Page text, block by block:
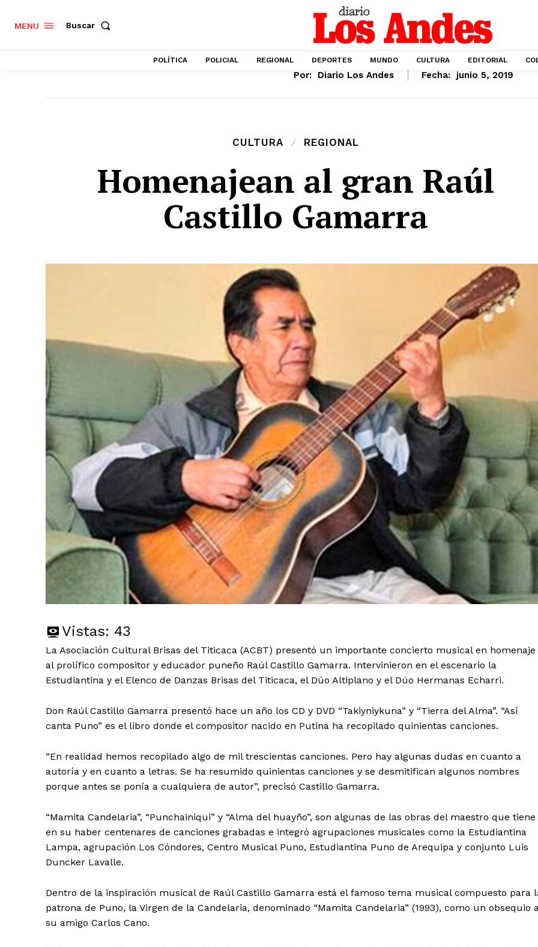
MENU Buscar
POLÍTICA POLICIAL REGIONAL DEPORTES MUNDO CULTURA EDITORIAL
Por: Diario Los Andes Fecha: junio 5, 2019
CULTURA REGIONAL
Homenajean al gran Raúl
Castillo Gamarra
Vistas: 43
La Asociación Cultural Brisas del Titicaca (ACBT) presentó un importante concierto musical en homenaje
al prolífico compositor y educador puneño Raúl Castillo Gamarra. Intervinieron en el escenario la
Estudiantina y el Elenco de Danzas Brisas del Titicaca, el Dúo Altiplano y el Dúo Hermanas Echarri.
Don Raúl Castillo Gamarra presentó hace un año los CD y DVD “Takiyniykuna” y “Tierra del Alma”. “Así
canta Puno” es el libro donde el compositor nacido en Putina ha recopilado quinientas canciones.
“En realidad hemos recopilado algo de mil trescientas canciones. Pero hay algunas dudas en cuanto a
autoría y en cuanto a letras. Se ha resumido quinientas canciones y se desmitifican algunos nombres
porque antes se ponía a cualquiera de autor”, precisó Castillo Gamarra.
“Mamita Candelaria”, “Punchainiqui” y “Alma del huayño”, son algunas de las obras del maestro que tiene
en su haber centenares de canciones grabadas e integró agrupaciones musicales como la Estudiantina
Lampa, agrupación Los Cóndores, Centro Musical Puno, Estudiantina Puno de Arequipa y conjunto Luis
Duncker Lavalle.
Dentro de la inspiración musical de Raúl Castillo Gamarra está el famoso tema musical compuesto para
patrona de Puno, la Virgen de la Candelaria, denominado “Mamita Candelaria” (1993), como un obsequio
su amigo Carlos Cano.